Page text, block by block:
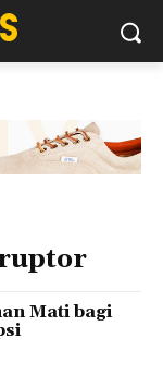
Mati bagi